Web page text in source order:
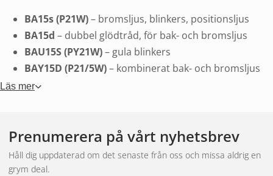
BA15s (P21W)– bromsljus, blinkers, positionsljus
BA15d – dubbel glödtråd, för bak- och bromsljus
BAU15S (PY21W)– gula blinkers
BAY15D (P21/5W)– kombinerat bak- och bromsljus
BA20d
blinkerslampor
6 volt-lampor– veteranfordon och äldre mopeder
Läs mer
Prenumerera på vårt nyhetsbrev
Håll dig uppdaterad om det senaste från oss och missa aldrig en
grym deal.